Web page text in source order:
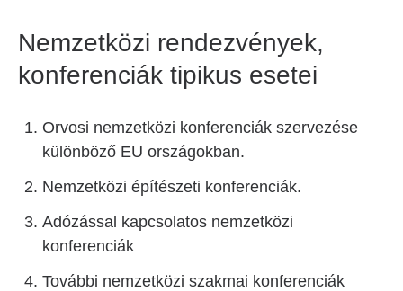
Nemzetközi rendezvények,
konferenciák tipikus esetei
Orvosi nemzetközi konferenciák szervezése
különböző EU országokban.
Nemzetközi építészeti konferenciák.
Adózással kapcsolatos nemzetközi
konferenciák
További nemzetközi szakmai konferenciák